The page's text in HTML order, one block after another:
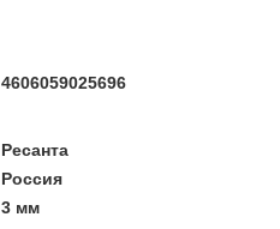
4606059025696
Ресанта
Россия
3 мм